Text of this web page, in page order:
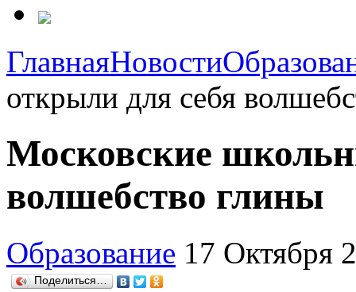
ГлавнаяНовости
открыли для себя
Московские
волшебство глины
Образование 17 Октября
Поделиться…